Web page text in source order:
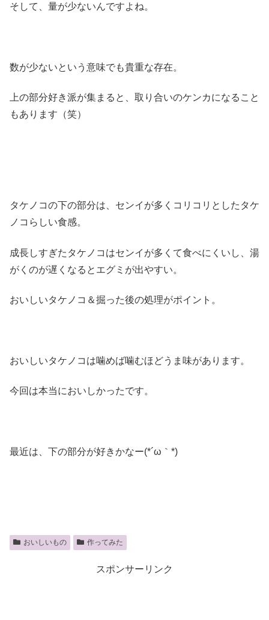
そして、量が少ないんですよね。
数が少ないという意味でも貴重な存在。
上の部分好き派が集まると、取り合いのケンカになること
もあります（笑）
タケノコの下の部分は、センイが多くコリコリとしたタケ
ノコらしい食感。
成長しすぎたタケノコはセンイが多くて食べにくいし、湯
がくのが遅くなるとエグミが出やすい。
おいしいタケノコ＆掘った後の処理がポイント。
おいしいタケノコは噛めば噛むほどうま味があります。
今回は本当においしかったです。
最近は、下の部分が好きかなー(*´ω｀*)
おいしいもの 作ってみた
スポンサーリンク